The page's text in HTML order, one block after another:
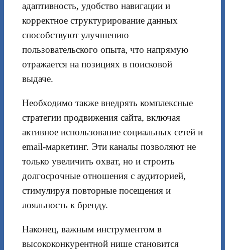
адаптивность, удобство навигации и
корректное структурирование данных
способствуют улучшению
пользовательского опыта, что напрямую
отражается на позициях в поисковой
выдаче.
Необходимо также внедрять комплексные
стратегии продвижения сайта, включая
активное использование социальных сетей и
email-маркетинг. Эти каналы позволяют не
только увеличить охват, но и строить
долгосрочные отношения с аудиторией,
стимулируя повторные посещения и
лояльность к бренду.
Наконец, важным инструментом в
высококонкурентной нише становится